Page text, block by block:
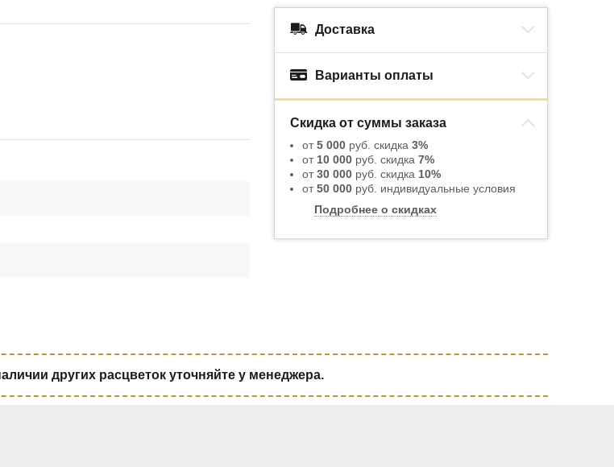
Доставка
Варианты оплаты
Скидка от суммы заказа
от5 000 руб. скидка 3%
от 10 000 руб. скидка 7%
от30 000 руб. скидка 10%
от50 000 руб. индивидуальные условия
Подробнее о скидках
других расцветок уточняйте у менеджера.